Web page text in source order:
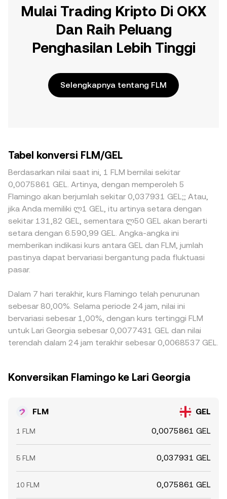
Mulai Trading Kripto Di OKX
Dan Raih Peluang
Penghasilan Lebih Tinggi
Selengkapnya tentang FLM
Tabel konversi FLM/GEL
Berdasarkan nilai saat ini, 1 FLM bernilai sekitar
0,0075861 GEL. Artinya, dengan memperoleh 5
Flamingo akan berjumlah sekitar 0,037931 GEL;; Atau,
jika Anda memiliki ლ1 GEL, itu artinya setara dengan
sekitar 131,82 GEL, sementara ლ50 GEL akan berarti
setara dengan 6.590,99 GEL. Angka-angka ini
memberikan indikasi kurs antara GEL dan FLM, jumlah
pastinya dapat bervariasi bergantung pada fluktuasi
pasar.
Dalam 7 hari terakhir, kurs Flamingo telah penurunan
sebesar 80,00%. Selama periode 24 jam, nilai ini
bervariasi sebesar 1,00%, dengan kurs tertinggi FLM
untuk Lari Georgia sebesar 0,0077431 GEL dan nilai
terendah dalam 24 jam terakhir sebesar 0,0068537 GEL.
Konversikan Flamingo ke Lari Georgia
FLM GEL
1 FLM 0,0075861 GEL
5 FLM 0,037931 GEL
10 FLM 0,075861 GEL